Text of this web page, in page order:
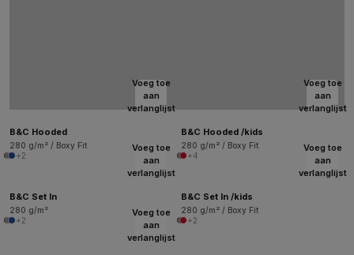
Voeg toe
aan
verlanglijst
B&C Hooded
280 g/m² / Boxy Fit
+2
Voeg toe
aan
verlanglijst
B&C Hooded /kids
280 g/m² / Boxy Fit
+4
Voeg toe
aan
verlanglijst
B&C Set In
280 g/m²
+2
Voeg toe
aan
verlanglijst
B&C Set In /kids
280 g/m² / Boxy Fit
+2
Voeg toe
aan
verlanglijst